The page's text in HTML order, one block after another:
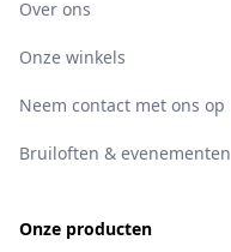
Over ons
Onze winkels
Neem contact met ons op
Bruiloften & evenementen
Onze producten